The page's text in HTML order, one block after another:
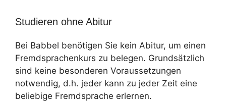
Studieren ohne Abitur
Bei Babbel benötigen Sie kein Abitur, um einen
Fremdsprachenkurs zu belegen. Grundsätzlich
sind keine besonderen Voraussetzungen
notwendig, d.h. jeder kann zu jeder Zeit eine
beliebige Fremdsprache erlernen.